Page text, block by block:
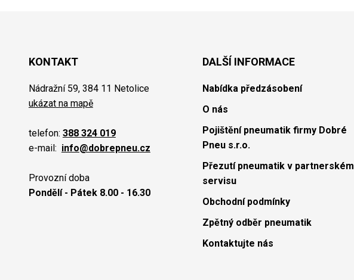
KONTAKT
Nádražní 59, 384 11 Netolice
ukázat na mapě
telefon: 388 324 019
e-mail: info@dobrepneu.cz
Provozní doba
Pondělí - Pátek 8.00 - 16.30
DALŠÍ INFORMACE
Nabídka předzásobení
O nás
Pojištění pneumatik firmy Dobré
Pneu s.r.o.
Přezutí pneumatik v partnerském
servisu
Obchodní podmínky
Zpětný odběr pneumatik
Kontaktujte nás